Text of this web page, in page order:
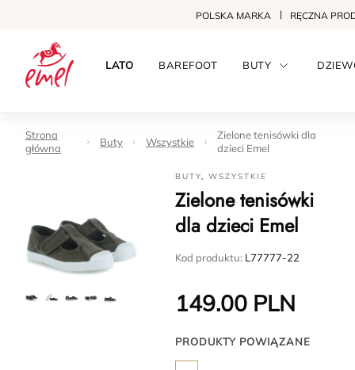
POLSKA MARKA RĘCZNA
LATO BAREFOOT BUTY
Strona
główna
Buty Wszystkie
Zielone tenisówki dla
dzieci Emel
BUTY,WSZYSTKIE
Zielone tenisówki
dla dzieci Emel
Kod produktu: L77777-22
149.00 PLN
PRODUKTY POWIĄZANE